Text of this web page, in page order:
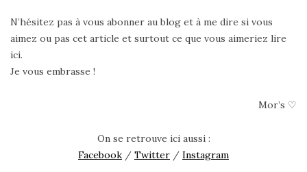
N’hésitez pas à vous abonner au blog et à me dire si vous
aimez ou pas cet article et surtout ce que vous aimeriez lire
ici.
Je vous embrasse !
Mor’s ♡
On se retrouve ici aussi :
Facebook / Twitter / Instagram